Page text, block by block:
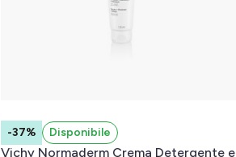
-37% Disponibile
Vichy Normaderm Crema Detergente e